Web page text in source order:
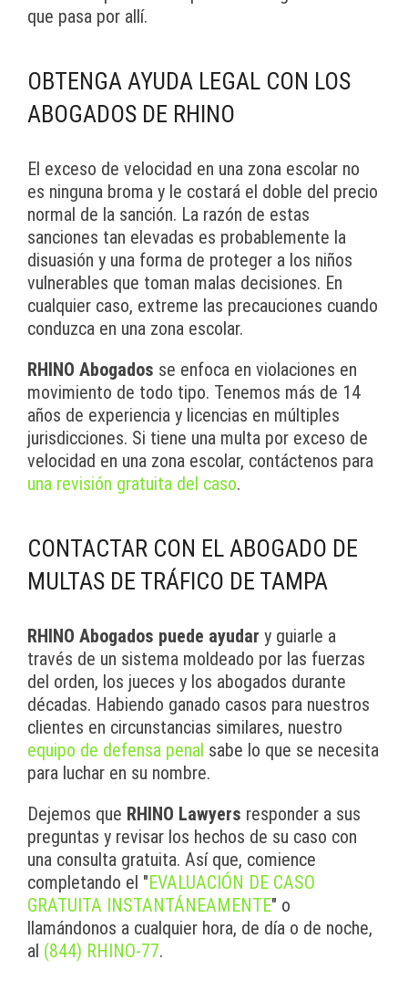
que pasa por allí.
OBTENGA AYUDA LEGAL CON LOS
ABOGADOS DE RHINO
El exceso de velocidad en una zona escolar no
es ninguna broma y le costará el doble del precio
normal de la sanción. La razón de estas
sanciones tan elevadas es probablemente la
disuasión y una forma de proteger a los niños
vulnerables que toman malas decisiones. En
cualquier caso, extreme las precauciones cuando
conduzca en una zona escolar.
RHINO Abogados se enfoca en violaciones en
movimiento de todo tipo. Tenemos más de 14
años de experiencia y licencias en múltiples
jurisdicciones. Si tiene una multa por exceso de
velocidad en una zona escolar, contáctenos para
una revisión gratuita del caso.
CONTACTAR CON EL ABOGADO DE
MULTAS DE TRÁFICO DE TAMPA
RHINO Abogados puede ayudar y guiarle a
través de un sistema moldeado por las fuerzas
del orden, los jueces y los abogados durante
décadas. Habiendo ganado casos para nuestros
clientes en circunstancias similares, nuestro
equipo de defensa penal sabe lo que se necesita
para luchar en su nombre.
Dejemos que RHINO Lawyers responder a sus
preguntas y revisar los hechos de su caso con
una consulta gratuita. Así que, comience
completando el "EVALUACIÓN DE CASO
GRATUITA INSTANTÁNEAMENTE" o
llamándonos a cualquier hora, de día o de noche,
al (844) RHINO-77.